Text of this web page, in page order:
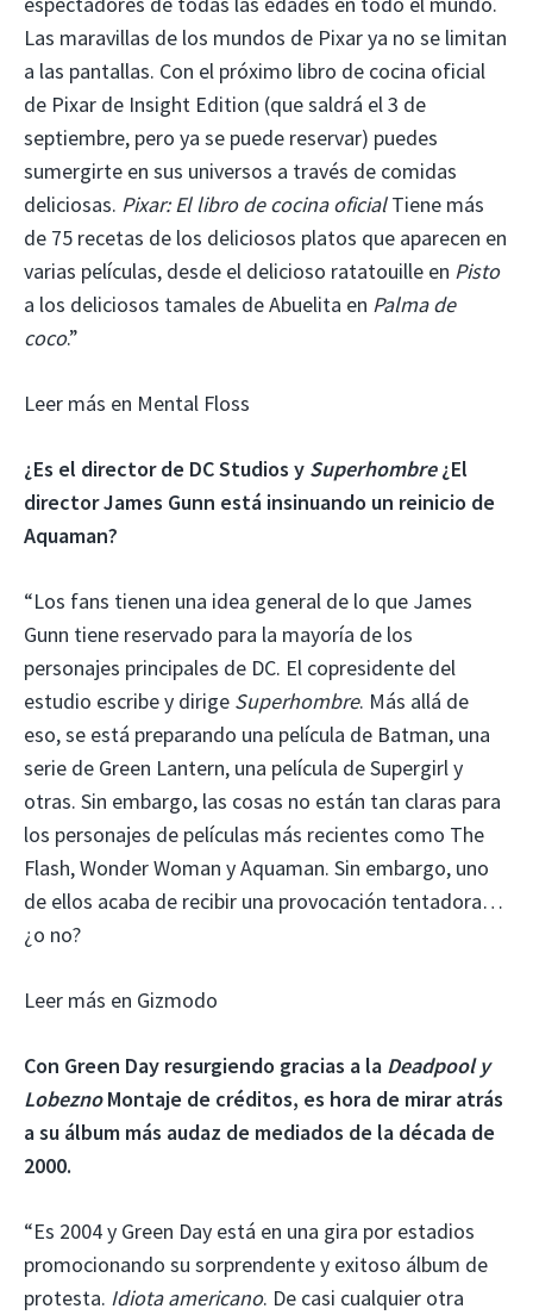
Las maravillas de los mundos de Pixar ya no se limitan
a las pantallas. Con el próximo libro de cocina oficial
de Pixar de Insight Edition (que saldrá el 3 de
septiembre, pero ya se puede reservar) puedes
sumergirte en sus universos a través de comidas
deliciosas. Pixar: El libro de cocina oficialTiene más
de 75 recetas de los deliciosos platos que aparecen en
varias películas, desde el delicioso ratatouille en Pisto
a los deliciosos tamales de Abuelita en Palma de
coco.”
Leer más en Mental Floss
¿Es el director de DC Studios y Superhombre¿El
director James Gunn está insinuando un reinicio de
Aquaman?
“Los fans tienen una idea general de lo que James
Gunn tiene reservado para la mayoría de los
personajes principales de DC. El copresidente del
estudio escribe y dirige Superhombre. Más allá de
eso, se está preparando una película de Batman, una
serie de Green Lantern, una película de Supergirl y
otras. Sin embargo, las cosas no están tan claras para
los personajes de películas más recientes como The
Flash, Wonder Woman y Aquaman. Sin embargo, uno
de ellos acaba de recibir una provocación tentadora…
¿o no?
Leer más en Gizmodo
Con Green Day resurgiendo gracias a la Deadpool y
LobeznoMontaje de créditos, es hora de mirar atrás
a su álbum más audaz de mediados de la década de
2000.
“Es 2004 y Green Day está en una gira por estadios
promocionando su sorprendente y exitoso álbum de
protesta. Idiota americano. De casi cualquier otra